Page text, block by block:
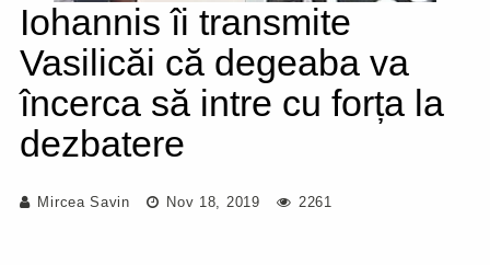
Iohannis îi transmite
Vasilicăi că degeaba va
încerca să intre cu forța la
dezbatere
Mircea Savin Nov 18, 2019 2261